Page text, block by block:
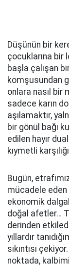
Düşünün bir
çocuklarına bir
başla çalışan
komşusundan
onlara nasıl bir
sadece karın
aşılamaktır,
bir gönül bağı
edilen hayır
kıymetli
Bugün,
mücadele eden
ekonomik
doğal afetler…
derinden
yıllardır
sıkıntısı
noktada,